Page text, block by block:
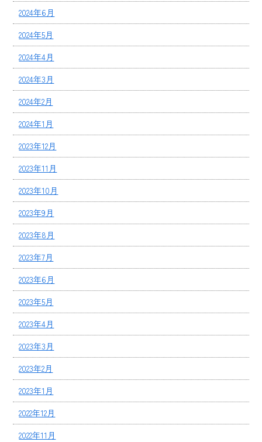
2024年6月
2024年5月
2024年4月
2024年3月
2024年2月
2024年1月
2023年12月
2023年11月
2023年10月
2023年9月
2023年8月
2023年7月
2023年6月
2023年5月
2023年4月
2023年3月
2023年2月
2023年1月
2022年12月
2022年11月